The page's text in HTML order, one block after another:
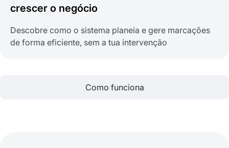
crescer o negócio
Descobre como o sistema planeia e gere marcações
de forma eficiente, sem a tua intervenção
Como funciona